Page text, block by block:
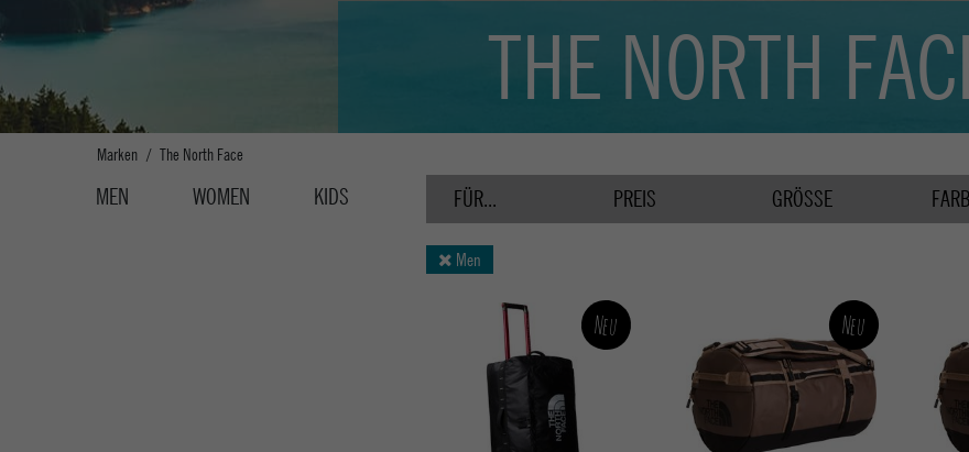
THE NORTH
Marken The North Face
MEN WOMEN KIDS FÜR... PREIS GRÖSSE
Men
Neu Neu